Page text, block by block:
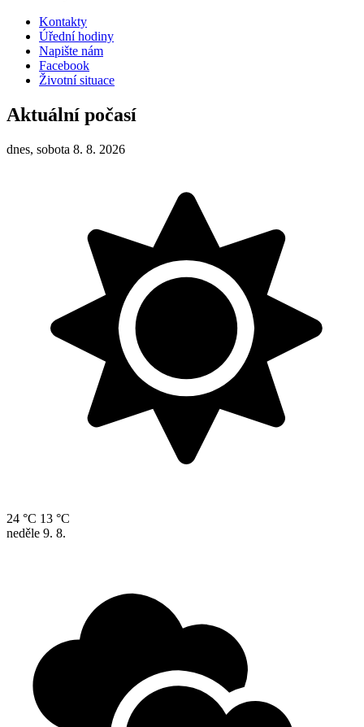
Kontakty
Úřední hodiny
Napište nám
Facebook
Životní situace
Aktuální počasí
dnes, sobota 8. 8. 2026
24 °C 13 °C
neděle 9. 8.